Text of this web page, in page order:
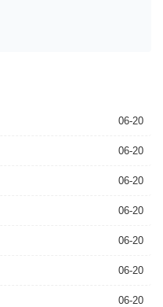
06-20
06-20
06-20
06-20
06-20
06-20
06-20